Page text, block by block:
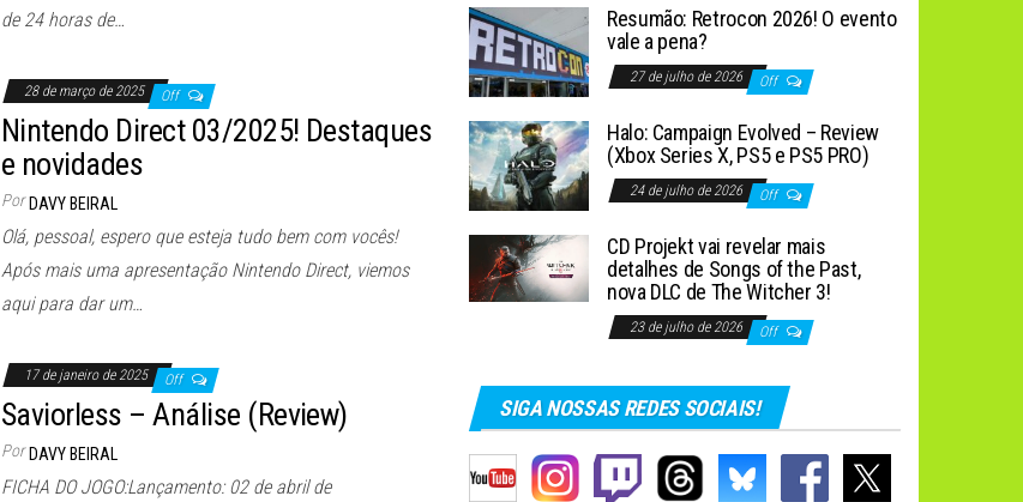
de 24 horas de…
28 de março de 2025 Off
Nintendo Direct 03/2025! Destaques
e novidades
Por DAVY BEIRAL
Olá, pessoal, espero que esteja tudo bem com vocês!
Após mais uma apresentação Nintendo Direct, viemos
aqui para dar um…
17 de janeiro de 2025 Off
Saviorless – Análise (Review)
Por DAVY BEIRAL
FICHA DO JOGO:Lançamento: 02 de abril de
Resumão: Retrocon 2026! O evento
vale a pena?
27 de julho de 2026 Off
Halo: Campaign Evolved – Review
(Xbox Series X, PS5 e PS5 PRO)
24 de julho de 2026 Off
CD Projekt vai revelar mais
detalhes de Songs of the Past,
nova DLC de The Witcher 3!
23 de julho de 2026 Off
SIGA NOSSAS REDES SOCIAIS!